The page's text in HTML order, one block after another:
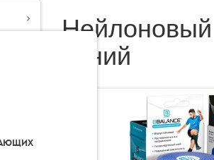
синий